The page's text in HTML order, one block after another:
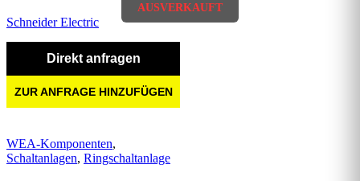
Schneider Electric
Direkt anfragen
ZUR ANFRAGE HINZUFÜGEN
WEA-Komponenten,
Schaltanlagen, Ringschaltanlage
AUSVERKAUFT